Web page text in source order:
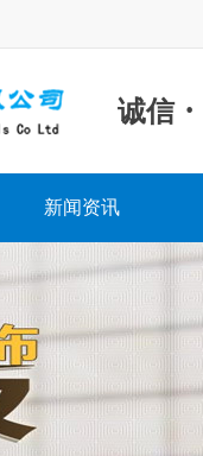
诚信 ·
新闻资讯